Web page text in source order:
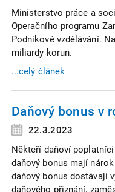
Ministerstvo práce a
Operačního programu
Podnikové vzdělávání.
miliardy korun.
...celý článek
Daňový bonus v
22.3.2023
Někteří daňoví
daňový bonus mají
daňový bonus dostávají
daňového přiznání,